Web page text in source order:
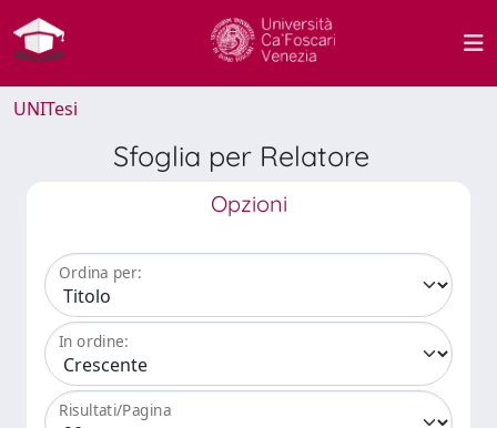
UNITesi
Sfoglia per Relatore
Opzioni
Ordina per:
In ordine:
Risultati/Pagina